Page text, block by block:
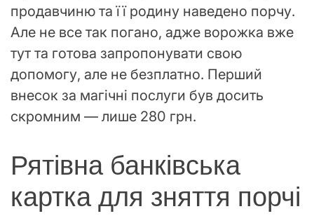
продавчиню та її родину наведено порчу.
Але не все так погано, адже ворожка вже
тут та готова запропонувати свою
допомогу, але не безплатно. Перший
внесок за магічні послуги був досить
скромним — лише 280 грн.
Рятівна банківська
картка для зняття порчі